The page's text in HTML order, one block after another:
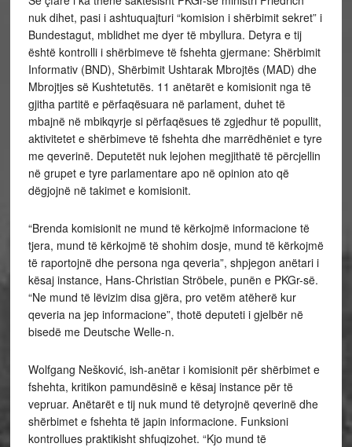
nuk dihet, pasi i ashtuquajturi “komision i shërbimit sekret” i
Bundestagut, mblidhet me dyer të mbyllura. Detyra e tij
është kontrolli i shërbimeve të fshehta gjermane: Shërbimit
Informativ (BND), Shërbimit Ushtarak Mbrojtës (MAD) dhe
Mbrojtjes së Kushtetutës. 11 anëtarët e komisionit nga të
gjitha partitë e përfaqësuara në parlament, duhet të
mbajnë në mbikqyrje si përfaqësues të zgjedhur të popullit,
aktivitetet e shërbimeve të fshehta dhe marrëdhëniet e tyre
me qeverinë. Deputetët nuk lejohen megjithatë të përcjellin
në grupet e tyre parlamentare apo në opinion ato që
dëgjojnë në takimet e komisionit.
“Brenda komisionit ne mund të kërkojmë informacione të
tjera, mund të kërkojmë të shohim dosje, mund të kërkojmë
të raportojnë dhe persona nga qeveria”, shpjegon anëtari i
kësaj instance, Hans-Christian Ströbele, punën e PKGr-së.
“Ne mund të lëvizim disa gjëra, pro vetëm atëherë kur
qeveria na jep informacione”, thotë deputeti i gjelbër në
bisedë me Deutsche Welle-n.
Wolfgang Nešković, ish-anëtar i komisionit për shërbimet e
fshehta, kritikon pamundësinë e kësaj instance për të
vepruar. Anëtarët e tij nuk mund të detyrojnë qeverinë dhe
shërbimet e fshehta të japin informacione. Funksioni
kontrollues praktikisht shfuqizohet. “Kjo mund të